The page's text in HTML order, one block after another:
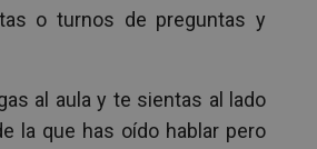
o turnos de preguntas y
al aula y te sientas al lado
la que has oído hablar pero